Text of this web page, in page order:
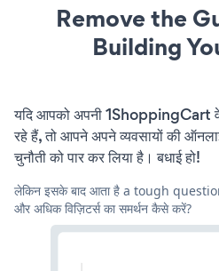
Remove the
Building
यदि आपको अपनी 1ShoppingCart
रहे हैं, तो आपने अपने व्यवसायों की
चुनौती को पार कर लिया है। बधाई हो!
लेकिन इसके बाद आता है a tough
और अधिक विज़िटर्स का समर्थन कैसे करें?